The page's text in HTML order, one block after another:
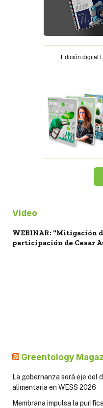
Edición digital
Video
WEBINAR: "Mitigación
participación de Cesar
Greentology
La gobernanza será eje del
alimentaria en WESS 2026
Membrana impulsa la